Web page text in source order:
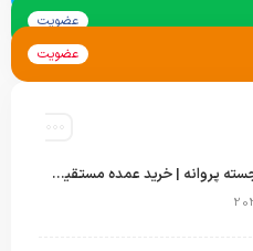
عضویت
عضویت
قیمت پتو تک نفره برجسته پروانه | خرید عمده مستقیم با بهترین قیمت بازار